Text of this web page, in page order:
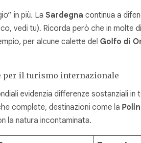
in più. La Sardegna continua a
vedi tu). Ricorda però che in molte
per alcune calette del Golfo di
per il turismo internazionale
evidenzia differenze sostanziali
complete, destinazioni come la
la natura incontaminata.